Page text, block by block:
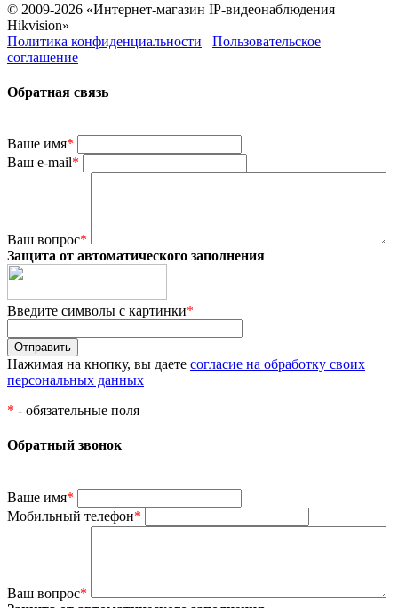
© 2009-2026 «Интернет-магазин IP-видеонаблюдения
Hikvision»
Политика конфиденциальности
Пользовательское
соглашение
Обратная связь
Ваше имя*
Ваш e-mail*
Ваш вопрос*
Защита от автоматического заполнения
Введите символы с картинки*
Нажимая на кнопку, вы даете согласие на обработку своих
персональных данных
* - обязательные поля
Обратный звонок
Ваше имя*
Мобильный телефон*
Ваш вопрос*